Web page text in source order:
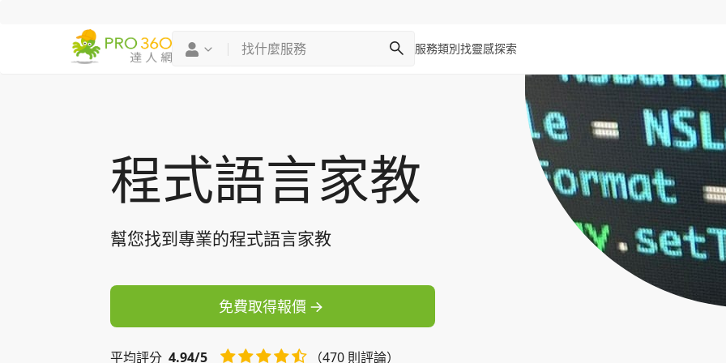
服務類別找靈感探索
程式語言家教
幫您找到專業的程式語言家教
免費取得報價
平均評分 4.94/5 （470 則評論）